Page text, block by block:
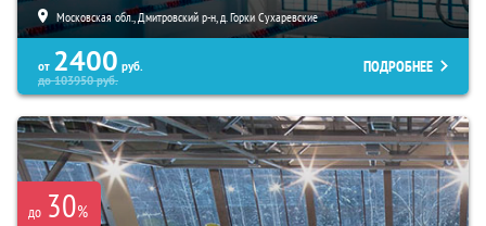
Московская обл., Дмитровский р-н, д. Горки Сухаревские
от 2400 руб.
до103950руб.
ПОДРОБНЕЕ
до 30%